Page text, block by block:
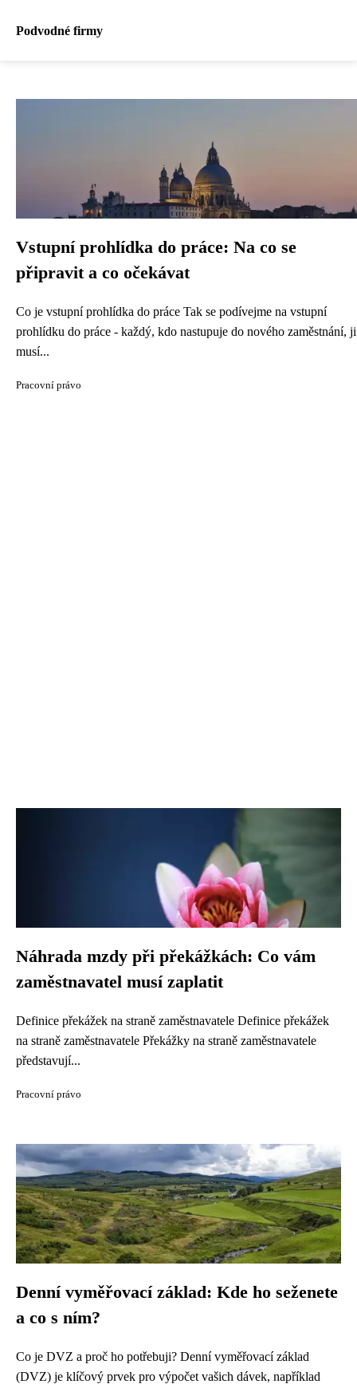
Podvodné firmy
Vstupní prohlídka do práce: Na co se
připravit a co očekávat
Co je vstupní prohlídka do práce Tak se podívejme na vstupní
prohlídku do práce - každý, kdo nastupuje do nového zaměstnání, ji
musí...
Pracovní právo
Náhrada mzdy při překážkách: Co vám
zaměstnavatel musí zaplatit
Definice překážek na straně zaměstnavatele Definice překážek
na straně zaměstnavatele Překážky na straně zaměstnavatele
představují...
Pracovní právo
Denní vyměřovací základ: Kde ho seženete
a co s ním?
Co je DVZ a proč ho potřebuji? Denní vyměřovací základ
(DVZ) je klíčový prvek pro výpočet vašich dávek, například